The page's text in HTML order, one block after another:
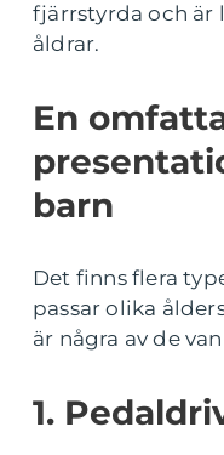
fjärrstyrda och är
åldrar.
En
barn
Det finns flera
passar olika
är några av de
1.